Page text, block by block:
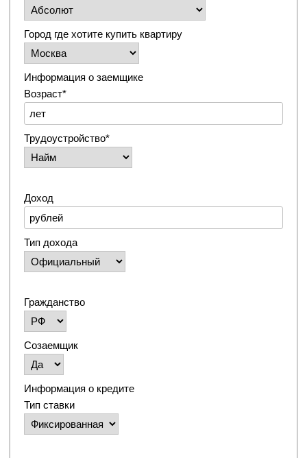
Город где хотите купить квартиру
Информация о заемщике
Возраст*
Трудоустройство*
Доход
Тип дохода
Гражданство
Созаемщик
Информация о кредите
Тип ставки